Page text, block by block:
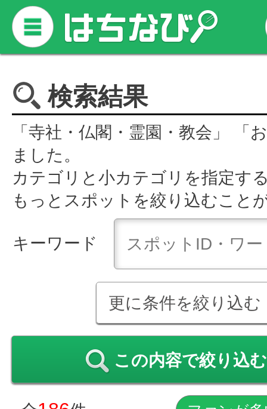
検索結果
「寺社・仏閣・霊園・教会」 「
ました。
カテゴリと小カテゴリを指定す
もっとスポットを絞り込むこと
キーワード
更に条件を絞り込む
この内容で絞り込む